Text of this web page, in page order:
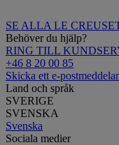
SE ALLA LE
Behöver du hjälp?
RING TILL
+46 8 20 00 85
Skicka ett e-
Land och språk
SVERIGE
SVENSKA
Svenska
Sociala medier